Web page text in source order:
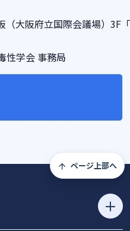
（大阪府立国際会議場）3F
性学会 事務局
ページ上部へ